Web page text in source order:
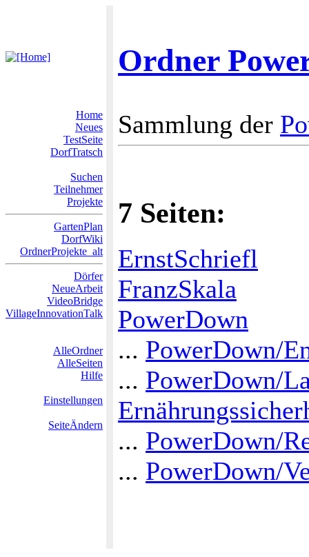
Ordner
Home
Neues
TestSeite
DorfTratsch
Suchen
Teilnehmer
Projekte
GartenPlan
DorfWiki
OrdnerProjekte_alt
Dörfer
NeueArbeit
VideoBridge
VillageInnovationTalk
AlleOrdner
AlleSeiten
Hilfe
Einstellungen
SeiteÄndern
Sammlung der
7 Seiten:
ErnstSchriefl
FranzSkala
PowerDown
... PowerDown/
... PowerDown/
... PowerDown/
... PowerDown/